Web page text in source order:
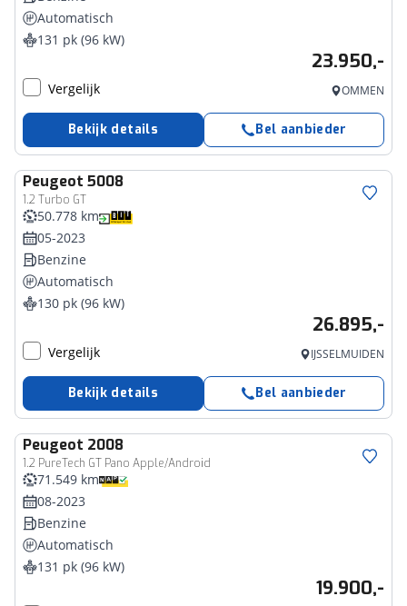
Automatisch
131 pk (96 kW)
23.950,-
Vergelijk OMMEN
Bekijk details Bel aanbieder
Peugeot 5008
1.2 Turbo GT
50.778 km
05-2023
Benzine
Automatisch
130 pk (96 kW)
26.895,-
Vergelijk IJSSELMUIDEN
Bekijk details Bel aanbieder
Peugeot 2008
1.2 PureTech GT Pano Apple/Android
71.549 km
08-2023
Benzine
Automatisch
131 pk (96 kW)
19.900,-